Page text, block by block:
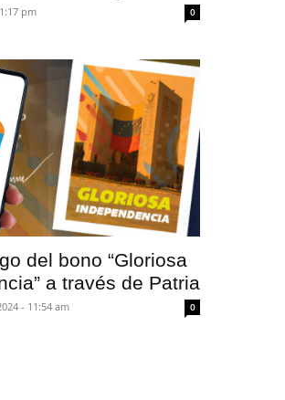
pm 0
del bono “Gloriosa
a través de Patria
- 11:54 am 0